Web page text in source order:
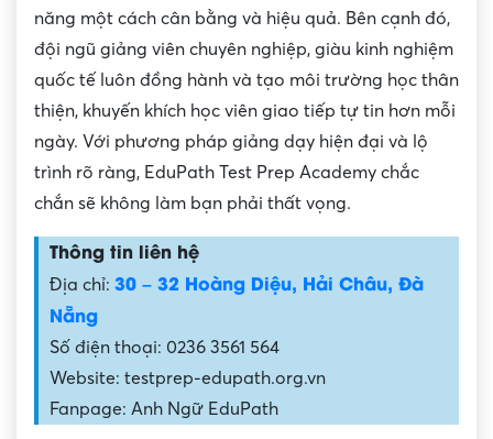
năng một cách cân bằng và hiệu quả. Bên cạnh đó,
đội ngũ giảng viên chuyên nghiệp, giàu kinh nghiệm
quốc tế luôn đồng hành và tạo môi trường học thân
thiện, khuyến khích học viên giao tiếp tự tin hơn mỗi
ngày. Với phương pháp giảng dạy hiện đại và lộ
trình rõ ràng, EduPath Test Prep Academy chắc
chắn sẽ không làm bạn phải thất vọng.
Thông tin liên hệ
Địa chỉ: 30 – 32 Hoàng Diệu, Hải Châu, Đà
Nẵng
Số điện thoại: 0236 3561 564
Website: testprep-edupath.org.vn
Fanpage: Anh Ngữ EduPath